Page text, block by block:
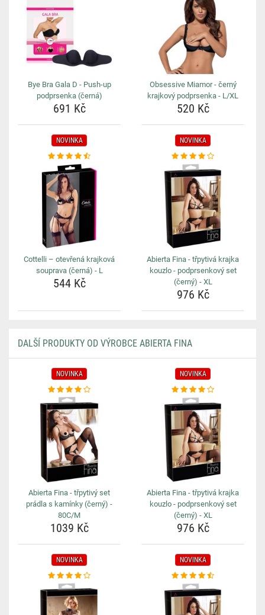
Bye Bra Gala D - Push-up
podprsenka (černá)
691 Kč
Obsessive Miamor - černý
krajkový podprsenka - L/XL
520 Kč
NOVINKA
Cottelli – otevřená krajková
souprava (černá) - L
544 Kč
NOVINKA
Abierta Fina - třpytivá krajka
kouzlo - podprsenkový set
(černý) - XL
976 Kč
DALŠÍ PRODUKTY OD VÝROBCE ABIERTA FINA
NOVINKA
Abierta Fina - třpytivý set
prádla s kamínky (černý) -
80C/M
1039 Kč
NOVINKA
Abierta Fina - třpytivá krajka
kouzlo - podprsenkový set
(černý) - XL
976 Kč
NOVINKA NOVINKA